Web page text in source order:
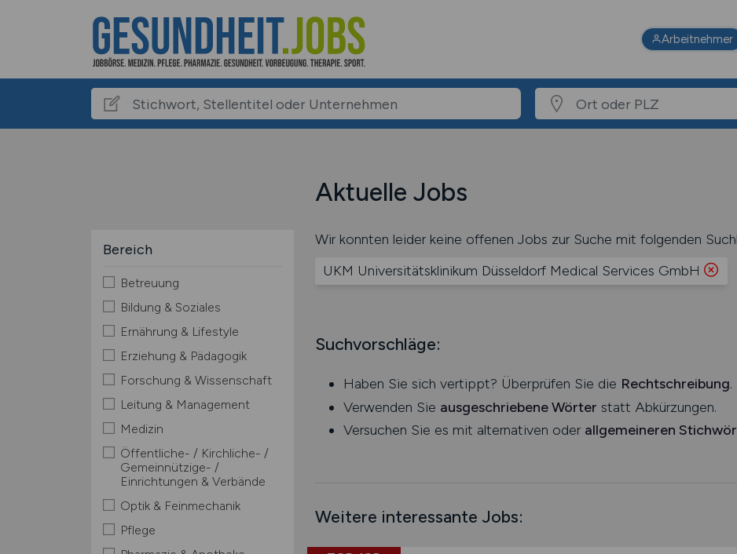
Arbeitnehmer
Aktuelle Jobs
Bereich
Betreuung
Bildung & Soziales
Ernährung & Lifestyle
Erziehung & Pädagogik
Forschung & Wissenschaft
Leitung & Management
Medizin
Öffentliche- / Kirchliche- /
Gemeinnützige- /
Einrichtungen & Verbände
Optik & Feinmechanik
Pflege
Wir konnten leider keine offenen Jobs zur Suche mit folgenden
UKM Universitätsklinikum Düsseldorf Medical Services GmbH
Suchvorschläge:
Haben Sie sich vertippt? Überprüfen Sie die Rechtschreibung.
Verwenden Sie ausgeschriebene Wörter statt Abkürzungen.
Versuchen Sie es mit alternativen oder allgemeineren
Weitere interessante Jobs: